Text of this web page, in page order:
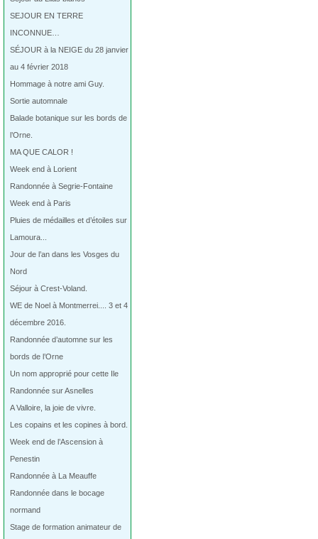
SEJOUR EN TERRE
INCONNUE…
SÉJOUR à la NEIGE du 28 janvier
au 4 février 2018
Hommage à notre ami Guy.
Sortie automnale
Balade botanique sur les bords de
l’Orne.
MA QUE CALOR !
Week end à Lorient
Randonnée à Segrie-Fontaine
Week end à Paris
Pluies de médailles et d’étoiles sur
Lamoura...
Jour de l’an dans les Vosges du
Nord
Séjour à Crest-Voland.
WE de Noel à Montmerrei.... 3 et 4
décembre 2016.
Randonnée d’automne sur les
bords de l’Orne
Un nom approprié pour cette Ile
Randonnée sur Asnelles
A Valloire, la joie de vivre.
Les copains et les copines à bord.
Week end de l’Ascension à
Penestin
Randonnée à La Meauffe
Randonnée dans le bocage
normand
Stage de formation animateur de